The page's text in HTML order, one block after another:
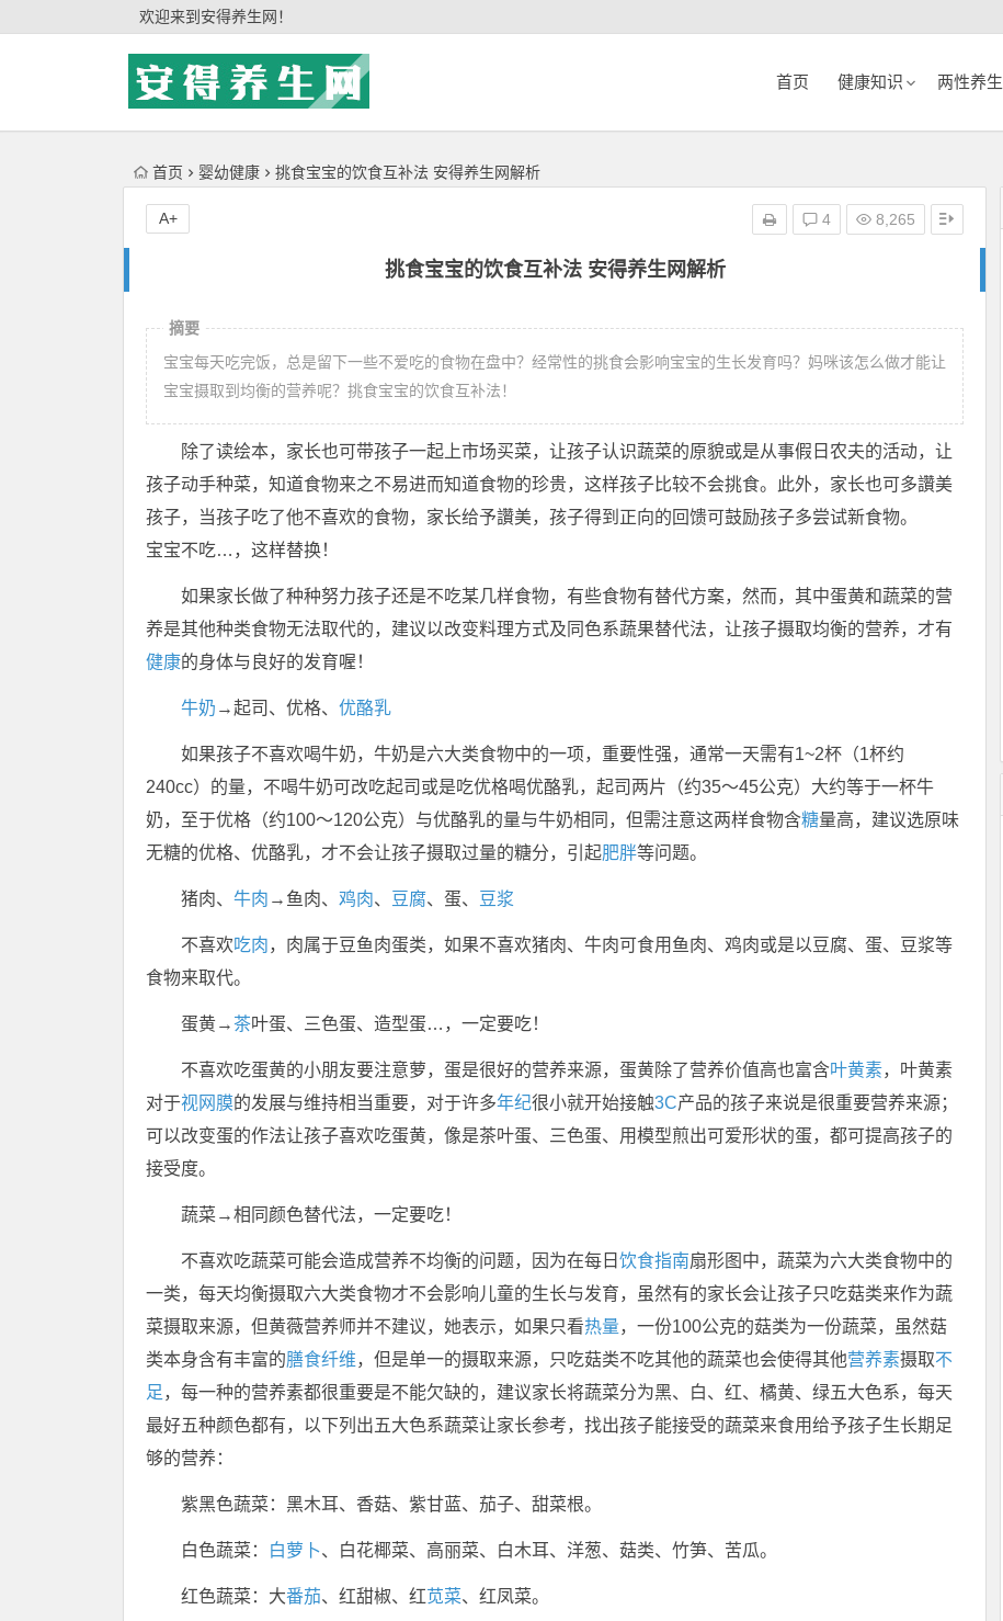
欢迎来到安得养生网！
首页 健康知识 两性养生
首页 婴幼健康 挑食宝宝的饮食互补法 安得养生网解析
挑食宝宝的饮食互补法 安得养生网解析
4 8,265
A+
摘要
宝宝每天吃完饭，总是留下一些不爱吃的食物在盘中？经常性的挑食会影响宝宝的生长发育吗？妈咪该怎么做才能让
宝宝摄取到均衡的营养呢？挑食宝宝的饮食互补法！
除了读绘本，家长也可带孩子一起上市场买菜，让孩子认识蔬菜的原貌或是从事假日农夫的活动，让
孩子动手种菜，知道食物来之不易进而知道食物的珍贵，这样孩子比较不会挑食。此外，家长也可多讚美
孩子，当孩子吃了他不喜欢的食物，家长给予讚美，孩子得到正向的回馈可鼓励孩子多尝试新食物。
宝宝不吃…，这样替换！
如果家长做了种种努力孩子还是不吃某几样食物，有些食物有替代方案，然而，其中蛋黄和蔬菜的营
养是其他种类食物无法取代的，建议以改变料理方式及同色系蔬果替代法，让孩子摄取均衡的营养，才有
健康的身体与良好的发育喔！
牛奶 →起司、优格、 优酪乳
如果孩子不喜欢喝牛奶，牛奶是六大类食物中的一项，重要性强，通常一天需有1~2杯（1杯约
240cc）的量，不喝牛奶可改吃起司或是吃优格喝优酪乳，起司两片（约35～45公克）大约等于一杯牛
奶，至于优格（约100～120公克）与优酪乳的量与牛奶相同，但需注意这两样食物含糖量高，建议选原味
无糖的优格、优酪乳，才不会让孩子摄取过量的糖分，引起肥胖等问题。
猪肉、 牛肉 →鱼肉、 鸡肉、 豆腐、蛋、 豆浆
不喜欢吃肉，肉属于豆鱼肉蛋类，如果不喜欢猪肉、牛肉可食用鱼肉、鸡肉或是以豆腐、蛋、豆浆等
食物来取代。
蛋黄→茶叶蛋、三色蛋、造型蛋…，一定要吃！
不喜欢吃蛋黄的小朋友要注意萝，蛋是很好的营养来源，蛋黄除了营养价值高也富含叶黄素，叶黄素
对于视网膜的发展与维持相当重要，对于许多年纪很小就开始接触3C产品的孩子来说是很重要营养来源；
可以改变蛋的作法让孩子喜欢吃蛋黄，像是茶叶蛋、三色蛋、用模型煎出可爱形状的蛋，都可提高孩子的
接受度。
蔬菜→相同颜色替代法，一定要吃！
不喜欢吃蔬菜可能会造成营养不均衡的问题，因为在每日 饮食指南扇形图中，蔬菜为六大类食物中的
一类，每天均衡摄取六大类食物才不会影响儿童的生长与发育，虽然有的家长会让孩子只吃菇类来作为蔬
菜摄取来源，但黄薇营养师并不建议，她表示，如果只看热量，一份100公克的菇类为一份蔬菜，虽然菇
类本身含有丰富的膳食纤维，但是单一的摄取来源，只吃菇类不吃其他的蔬菜也会使得其他营养素摄取不
足 ，每一种的营养素都很重要是不能欠缺的，建议家长将蔬菜分为黑、白、红、橘黄、绿五大色系，每天
最好五种颜色都有，以下列出五大色系蔬菜让家长参考，找出孩子能接受的蔬菜来食用给予孩子生长期足
够的营养：
紫黑色蔬菜：黑木耳、香菇、紫甘蓝、茄子、甜菜根。
白色蔬菜： 白萝卜、白花椰菜、高丽菜、白木耳、洋葱、菇类、竹笋、苦瓜。
红色蔬菜：大番茄、红甜椒、红苋菜、红凤菜。